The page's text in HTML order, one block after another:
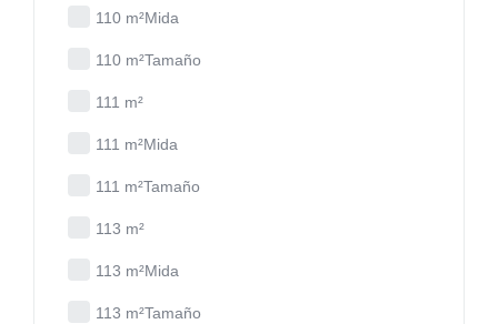
110 m²Mida
110 m²Tamaño
111 m²
111 m²Mida
111 m²Tamaño
113 m²
113 m²Mida
113 m²Tamaño